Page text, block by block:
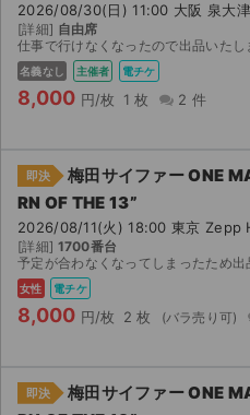
2026/08/30(日) 11:00 大阪 泉大津
[詳細] 自由席
仕事で行けなくなったので出品いたし
名義なし 主催者 電チケ
8,000 円/枚 1 枚 2 件
即決
梅田サイファー ONE
RN OF THE 13”
2026/08/11(火) 18:00 東京 Zepp
[詳細] 1700番台
予定が合わなくなってしまったため出品いたします。 最速先行で当選したチケットです。 【お渡し方法】
女性 電チケ
8,000 円/枚 2 枚
即決
梅田サイファー ONE